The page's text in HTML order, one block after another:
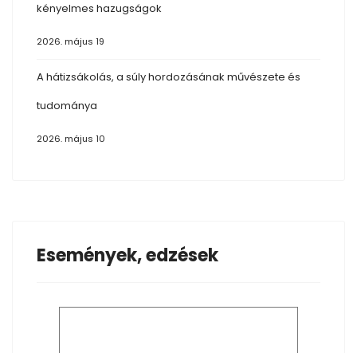
kényelmes hazugságok
2026. május 19
A hátizsákolás, a súly hordozásának művészete és
tudománya
2026. május 10
Események, edzések